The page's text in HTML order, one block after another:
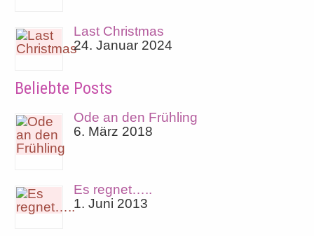
Last Christmas
24. Januar 2024
Beliebte Posts
Ode an den Frühling
6. März 2018
Es regnet…..
1. Juni 2013